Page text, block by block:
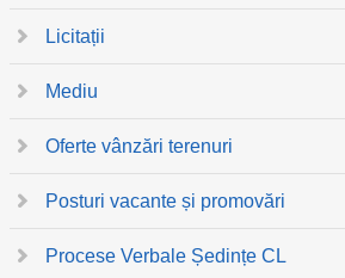
Licitații
Mediu
Oferte vânzări terenuri
Posturi vacante și promovări
Procese Verbale Ședințe CL